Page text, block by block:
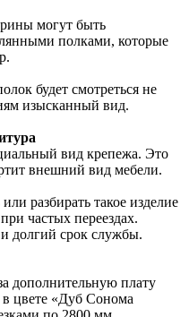
могут быть
полками, которые
будет смотреться не
изысканный вид.
вид крепежа. Это
внешний вид мебели.
разбирать такое изделие
частых переездах.
и долгий срок службы.
дополнительную плату
цвете «Дуб Сонома